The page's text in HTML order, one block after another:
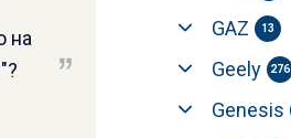
на
GAZ 13
Geely 276
Genesis